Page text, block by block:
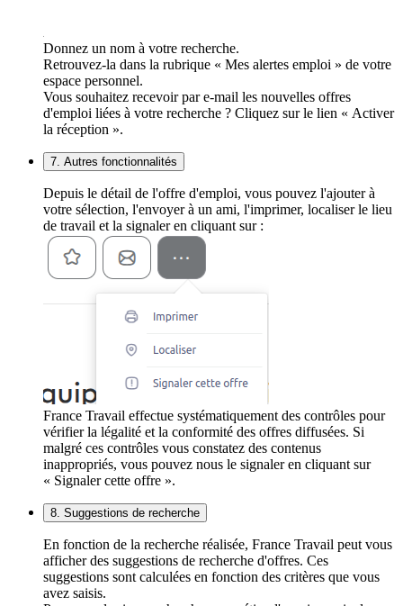
Donnez un nom à votre recherche.
Retrouvez-la dans la rubrique « Mes alertes emploi » de votre
espace personnel.
Vous souhaitez recevoir par e-mail les nouvelles offres
d'emploi liées à votre recherche ? Cliquez sur le lien « Activer
la réception ».
7. Autres fonctionnalités
Depuis le détail de l'offre d'emploi, vous pouvez l'ajouter à
votre sélection, l'envoyer à un ami, l'imprimer, localiser le lieu
de travail et la signaler en cliquant sur :
France Travail effectue systématiquement des contrôles pour
vérifier la légalité et la conformité des offres diffusées. Si
malgré ces contrôles vous constatez des contenus
inappropriés, vous pouvez nous le signaler en cliquant sur
« Signaler cette offre ».
8. Suggestions de recherche
En fonction de la recherche réalisée, France Travail peut vous
afficher des suggestions de recherche d'offres. Ces
suggestions sont calculées en fonction des critères que vous
avez saisis.